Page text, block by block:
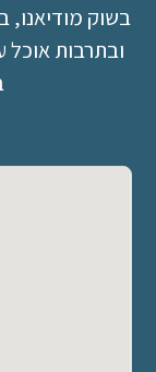
בשוק מודיאנו,
ובתרבות אוכל